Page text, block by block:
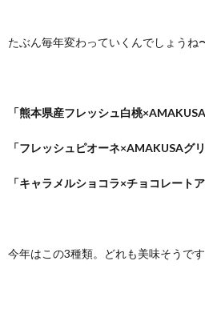
たぶん毎年変わっていくんでしょうね
「熊本県産フレッシュ白桃
「フレッシュピオーネ×AMAKUSAグ
「キャラメルショコラ×チョコレート
今年はこの3種類。どれも美味そうです